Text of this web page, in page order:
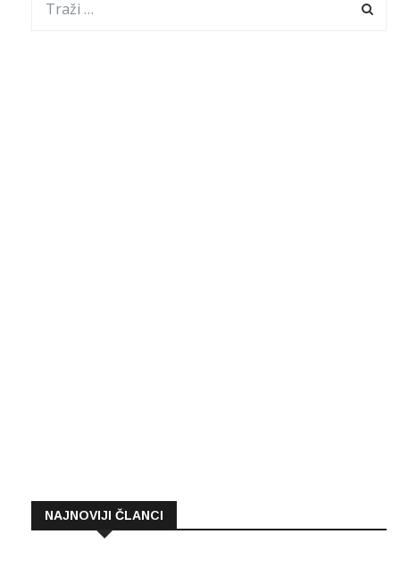
NAJNOVIJI ČLANCI